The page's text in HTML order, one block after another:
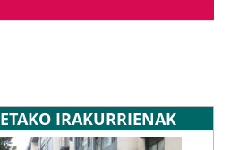
IRAKURRIENAK